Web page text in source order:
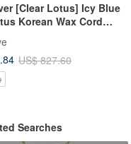
[Clear Lotus] Icy Blue
Korean Wax Cord
* 1 * Attracts Wealth,
Evil, Protects Against
US$ 827.60
Searches